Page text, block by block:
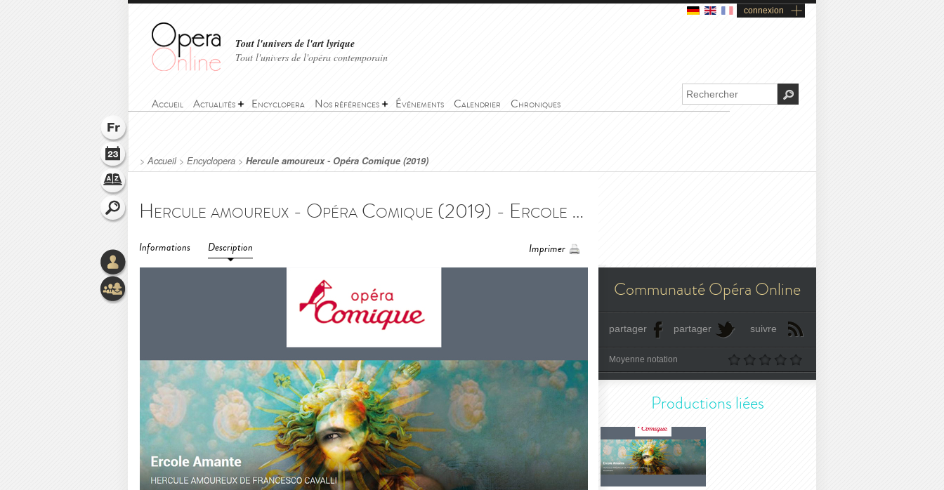
connexion
Tout l'univers de l'art lyrique
Tout l'univers de l'opéra contemporain
Accueil Actualités Encyclopera Nos références Événements Calendrier Chroniques
>Accueil> Encyclopera > Hercule amoureux - Opéra Comique (2019)
Hercule amoureux - Opéra Comique (2019) - Ercole Amante - Opéra Comique (2019)
Informations Description Imprimer
Communauté Opéra Online
partager partager suivre
Moyenne notation
Productions liées